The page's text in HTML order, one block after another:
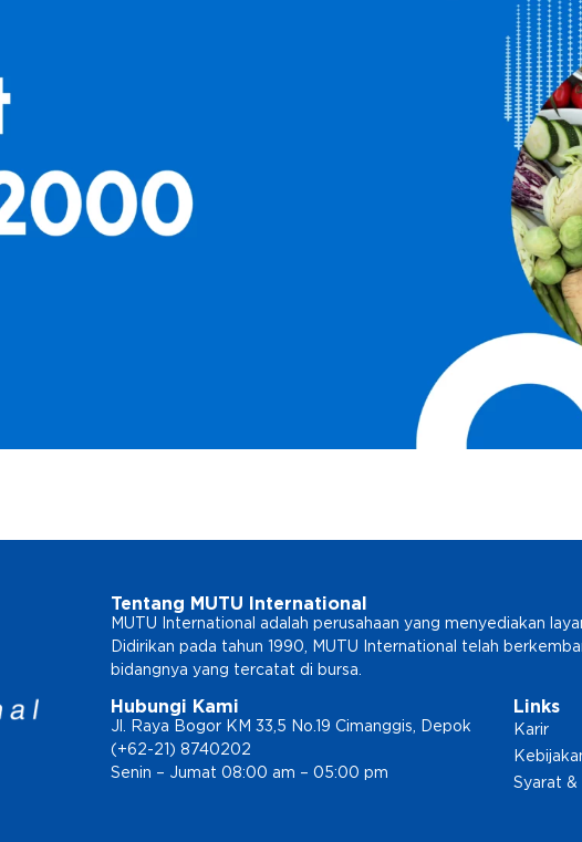
Tentang MUTU International
MUTU International adalah perusahaan yang menyediakan
Didirikan pada tahun 1990, MUTU International telah
bidangnya yang tercatat di bursa.
Hubungi Kami
Jl. Raya Bogor KM 33,5 No.19 Cimanggis, Depok
(+62-21) 8740202
Senin – Jumat 08:00 am – 05:00 pm
Links
Karir
Syarat